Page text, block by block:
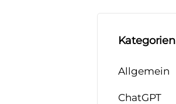
Kategorien
Allgemein
ChatGPT